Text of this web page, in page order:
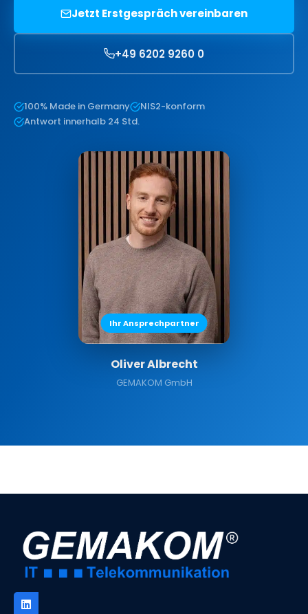
Jetzt Erstgespräch vereinbaren
+49 6202 9260 0
100% Made in Germany
NIS2-konform
Antwort innerhalb 24 Std.
Ihr Ansprechpartner
Oliver Albrecht
GEMAKOM GmbH